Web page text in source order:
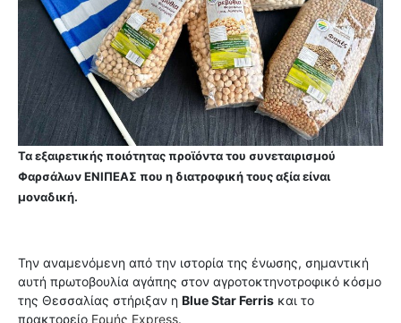
Τα εξαιρετικής ποιότητας προϊόντα του συνεταιρισμού
Φαρσάλων ΕΝΙΠΕΑΣ που η διατροφική τους αξία είναι
μοναδική.
Την αναμενόμενη από την ιστορία της ένωσης, σημαντική
αυτή πρωτοβουλία αγάπης στον αγροτοκτηνοτροφικό κόσμο
της Θεσσαλίας στήριξαν η Βlue Star Ferris και το
πρακτορείο Ερμής Express.